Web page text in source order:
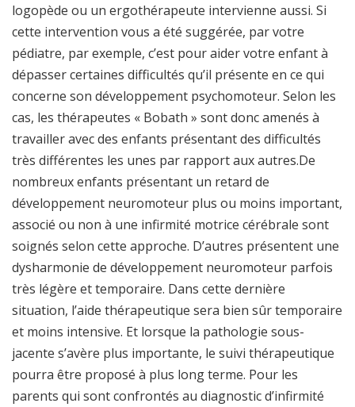
logopède ou un ergothérapeute intervienne aussi. Si
cette intervention vous a été suggérée, par votre
pédiatre, par exemple, c’est pour aider votre enfant à
dépasser certaines difficultés qu’il présente en ce qui
concerne son développement psychomoteur. Selon les
cas, les thérapeutes « Bobath » sont donc amenés à
travailler avec des enfants présentant des difficultés
très différentes les unes par rapport aux autres.De
nombreux enfants présentant un retard de
développement neuromoteur plus ou moins important,
associé ou non à une infirmité motrice cérébrale sont
soignés selon cette approche. D’autres présentent une
dysharmonie de développement neuromoteur parfois
très légère et temporaire. Dans cette dernière
situation, l’aide thérapeutique sera bien sûr temporaire
et moins intensive. Et lorsque la pathologie sous-
jacente s’avère plus importante, le suivi thérapeutique
pourra être proposé à plus long terme. Pour les
parents qui sont confrontés au diagnostic d’infirmité